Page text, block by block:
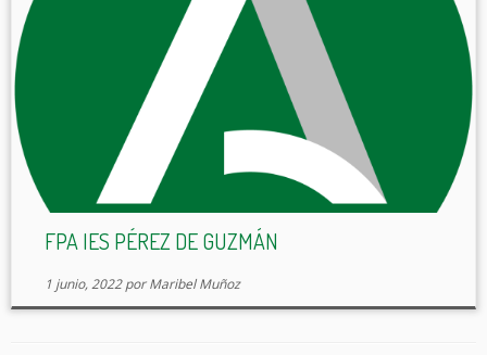
FPA IES PÉREZ DE GUZMÁN
1 junio, 2022 porMaribel Muñoz